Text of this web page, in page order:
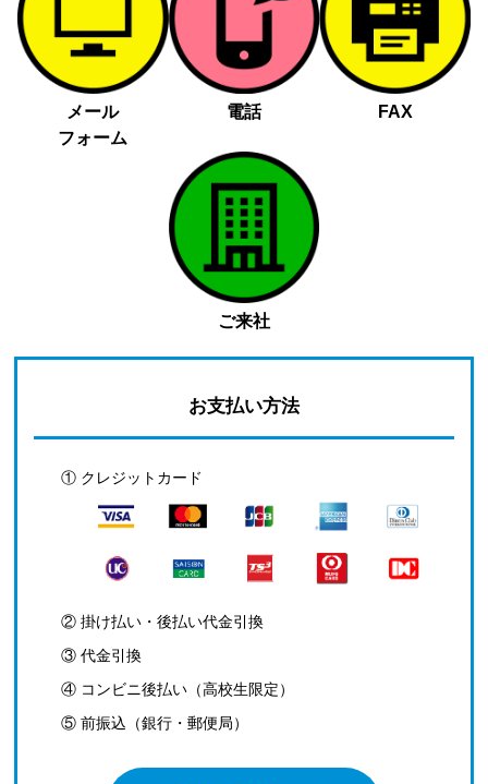
メール
フォーム
電話 FAX
ご来社
お支払い方法
① クレジットカード
② 掛け払い・後払い代金引換
③ 代金引換
④ コンビニ後払い（高校生限定）
⑤ 前振込（銀行・郵便局）